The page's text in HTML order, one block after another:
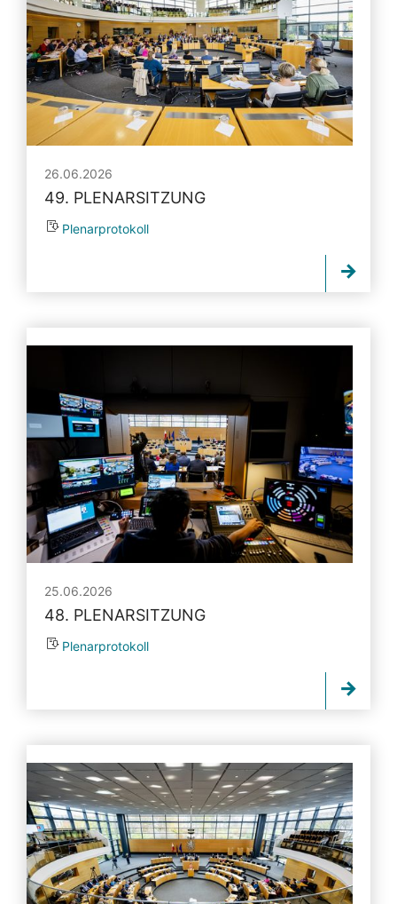
26.06.2026
49. PLENARSITZUNG
Plenarprotokoll
25.06.2026
48. PLENARSITZUNG
Plenarprotokoll